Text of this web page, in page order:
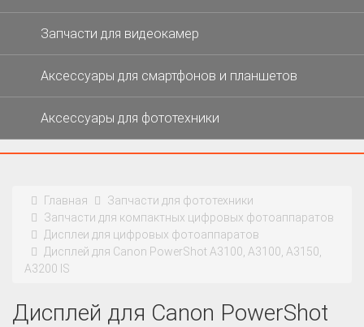
Запчасти для видеокамер
Аксессуары для смартфонов и планшетов
Аксессуары для фототехники
Главная
Запчасти для фототехники
Запчасти для компактных цифровых фотоаппаратов
Дисплеи для цифровых фотоаппаратов
Дисплей для Canon PowerShot A3100, A3100, A3150,
A3200 IS
Дисплей для Canon PowerShot